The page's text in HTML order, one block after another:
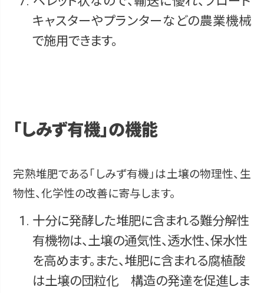
キャスターやプランターなどの農業機械
で施用できます。
「しみず有機」の機能
完熟堆肥である「しみず有機」は土壌の物理性、生
物性、化学性の改善に寄与します。
十分に発酵した堆肥に含まれる難分解性
有機物は、土壌の通気性、透水性、保水性
を高めます。また、堆肥に含まれる腐植酸
は土壌の団粒化 構造の発達を促進しま